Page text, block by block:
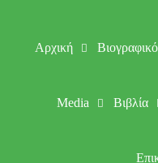
Αρχική Βιογραφικό
Media Βιβλία